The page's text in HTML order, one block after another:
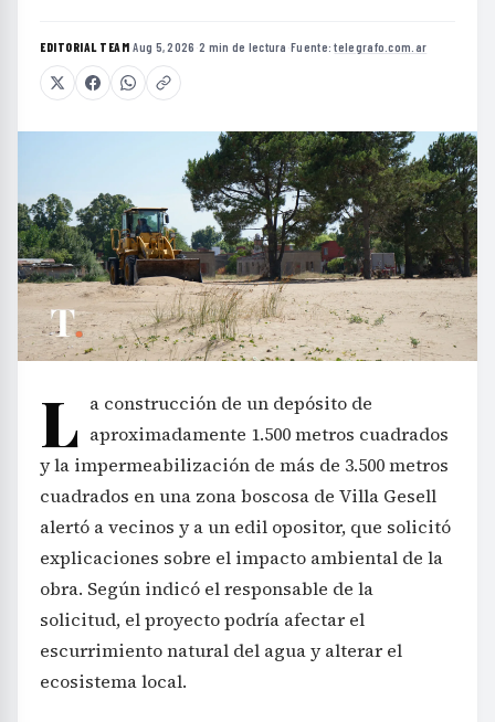
EDITORIAL TEAM·Aug 5, 2026 ·2 min de lectura ·Fuente:telegrafo.com.ar
L a construcción de un depósito de
aproximadamente 1.500 metros cuadrados
y la impermeabilización de más de 3.500 metros
cuadrados en una zona boscosa de Villa Gesell
alertó a vecinos y a un edil opositor, que solicitó
explicaciones sobre el impacto ambiental de la
obra. Según indicó el responsable de la
solicitud, el proyecto podría afectar el
escurrimiento natural del agua y alterar el
ecosistema local.